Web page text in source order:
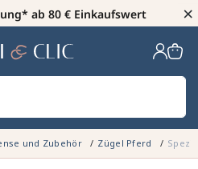
ab 80 € Einkaufswert ×
und Zubehör Zügel Pferd